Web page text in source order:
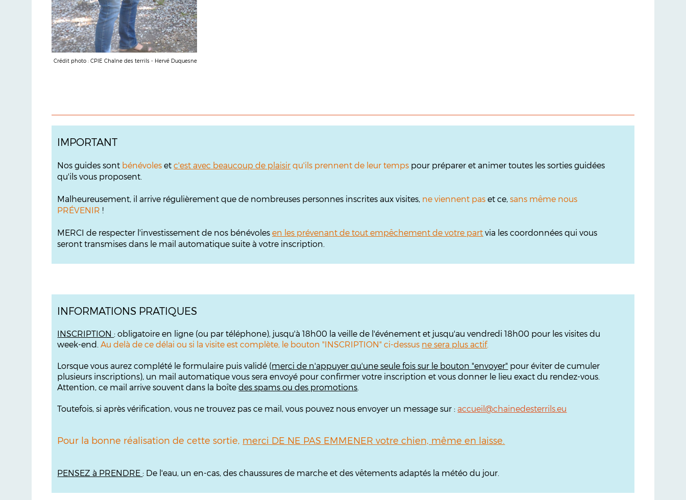
Crédit photo : CPIE Chaîne des terrils - Hervé Duquesne
IMPORTANT
Nos guides sont bénévoles etc'est avec beaucoup de plaisir qu'ils prennent de leur temps pour préparer et animer toutes les sorties guidées
qu'ils vous proposent.
Malheureusement, il arrive régulièrement que de nombreuses personnes inscrites aux visites, ne viennent pas et ce,sans même nous
PRÉVENIR !
MERCI de respecter l'investissement de nos bénévolesen les prévenant de tout empêchement de votre part via les coordonnées qui vous
seront transmises dans le mail automatique suite à votre inscription.
INFORMATIONS PRATIQUES
INSCRIPTION : obligatoire en ligne (ou par téléphone), jusqu'à 18h00 la veille de l'événement et jusqu'au vendredi 18h00 pour les visites du
week-end.Au delà de ce délai ou si la visite est complète, le bouton "INSCRIPTION" ci-dessus ne sera plus actif.
Lorsque vous aurez complété le formulaire puis validé (merci de n'appuyer qu'une seule fois sur le bouton "envoyer" pour éviter de cumuler
plusieurs inscriptions), un mail automatique vous sera envoyé pour confirmer votre inscription et vous donner le lieu exact du rendez-vous.
Attention, ce mail arrive souvent dans la boîtedes spams ou des promotions.
Toutefois, si après vérification, vous ne trouvez pas ce mail, vous pouvez nous envoyer un message sur :accueil@chainedesterrils.eu
Pour la bonne réalisation de cette sortie, merci DE NE PAS EMMENER votre chien, même en laisse.
PENSEZ à PRENDRE : De l'eau, un en-cas, des chaussures de marche et des vêtements adaptés la météo du jour.